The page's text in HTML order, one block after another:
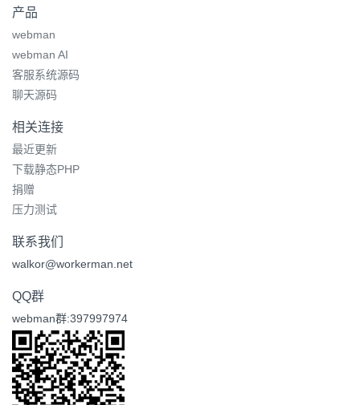
产品
webman
webman AI
客服系统源码
聊天源码
相关连接
最近更新
下载静态PHP
捐赠
压力测试
联系我们
walkor@workerman.net
QQ群
webman群:397997974